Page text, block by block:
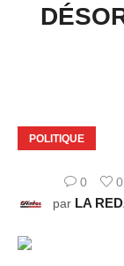
POLITIQUE
0
0
par LA